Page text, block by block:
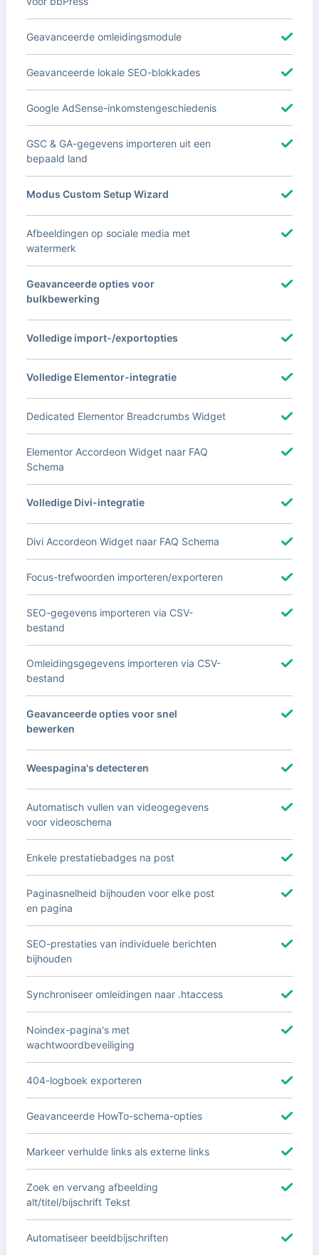
Geavanceerde omleidingsmodule
Geavanceerde lokale SEO-blokkades
Google AdSense-inkomstengeschiedenis
GSC & GA-gegevens importeren uit een
bepaald land
Modus Custom Setup Wizard
Afbeeldingen op sociale media met
watermerk
Geavanceerde opties voor
bulkbewerking
Volledige import-/exportopties
Volledige Elementor-integratie
Dedicated Elementor Breadcrumbs Widget
Elementor Accordeon Widget naar FAQ
Schema
Volledige Divi-integratie
Divi Accordeon Widget naar FAQ Schema
Focus-trefwoorden importeren/exporteren
SEO-gegevens importeren via CSV-
bestand
Omleidingsgegevens importeren via CSV-
bestand
Geavanceerde opties voor snel
bewerken
Weespagina's detecteren
Automatisch vullen van videogegevens
voor videoschema
Enkele prestatiebadges na post
Paginasnelheid bijhouden voor elke post
en pagina
SEO-prestaties van individuele berichten
bijhouden
Synchroniseer omleidingen naar .htaccess
Noindex-pagina's met
wachtwoordbeveiliging
404-logboek exporteren
Geavanceerde HowTo-schema-opties
Markeer verhulde links als externe links
Zoek en vervang afbeelding
alt/titel/bijschrift Tekst
Automatiseer beeldbijschriften